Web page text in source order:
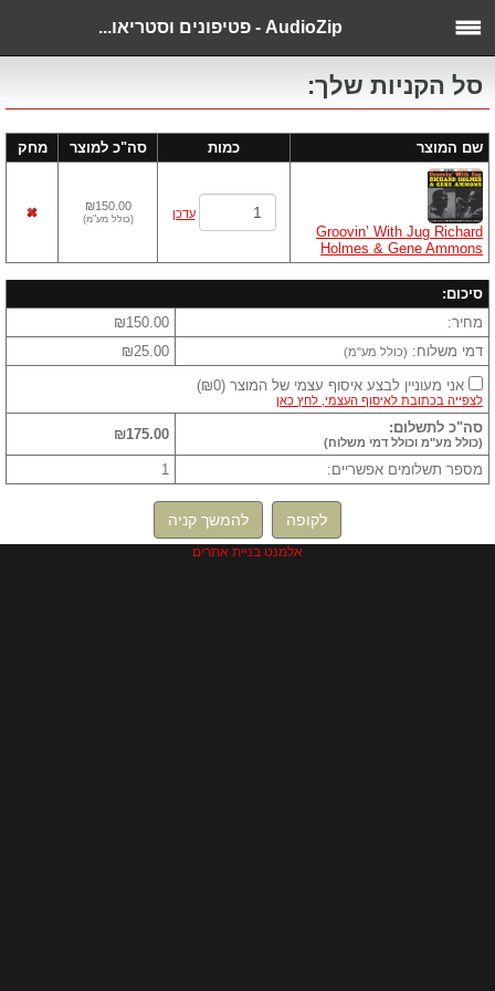
AudioZip - פטיפונים וסטריאו...
סל הקניות שלך:
שם המוצר כמות סה"כ למוצר מחק
Groovin’ With Jug Richard
Holmes & Gene Ammons
עדכן
₪150.00
(כולל מע"מ)
סיכום:
מחיר:
₪150.00
דמי משלוח: (כולל מע"מ) ₪25.00
אני מעוניין לבצע איסוף עצמי של המוצר (
₪0
)
לצפייה בכתובת לאיסוף העצמי, לחץ כאן
סה"כ לתשלום:
(כולל מע"מ וכולל דמי משלוח) ₪175.00
מספר תשלומים אפשריים: 1
לקופה להמשך קניה
אלמנט בניית אתרים